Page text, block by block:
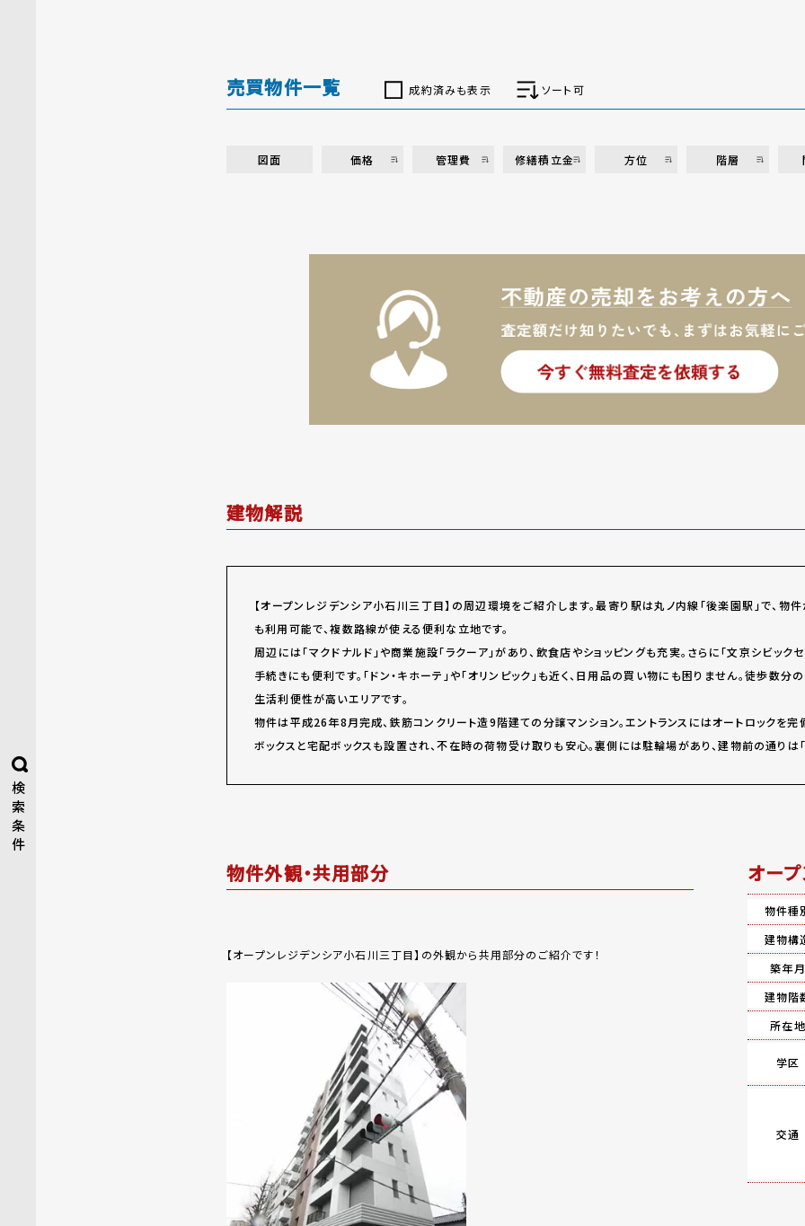
検
索
条
件
売買物件一覧 成約済みも表示 ソート可
図面 価格 管理費 修繕積立金 方位 階層
建物解説
【オープンレジデンシア小石川三丁目】の周辺環境をご紹介します。最寄り駅は丸ノ内線「後楽園駅」で、物
も利用可能で、複数路線が使える便利な立地です。
周辺には「マクドナルド」や商業施設「ラクーア」があり、飲食店やショッピングも充実。さらに「文京シビッ
手続きにも便利です。「ドン・キホーテ」や「オリンピック」も近く、日用品の買い物にも困りません。徒歩数
生活利便性が高いエリアです。
物件は平成26年8月完成、鉄筋コンクリート造9階建ての分譲マンション。エントランスにはオートロックを完
ボックスと宅配ボックスも設置され、不在時の荷物受け取りも安心。裏側には駐輪場があり、建物前の通りは
物件外観・共用部分
【オープンレジデンシア小石川三丁目】の外観から共用部分のご紹介です！
オー
物件種
建物構
築年月
建物階
所在地
学区
交通